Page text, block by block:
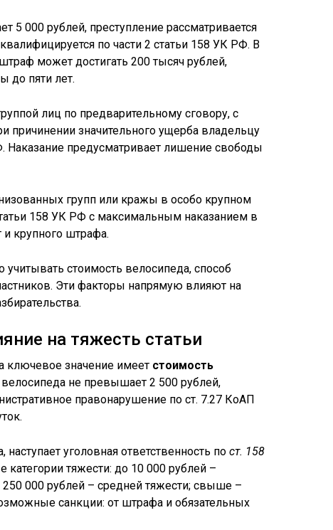
5 000 рублей, преступление рассматривается
по части 2 статьи 158 УК РФ. В
может достигать 200 тысяч рублей,
до пяти лет.
лиц по предварительному сговору, с
значительного ущерба владельцу
Наказание предусматривает лишение свободы
групп или кражы в особо крупном
158 УК РФ с максимальным наказанием в
крупного штрафа.
стоимость велосипеда, способ
Эти факторы напрямую влияют на
на тяжесть статьи
ключевое значение имеет стоимость
велосипеда не превышает 2 500 рублей,
правонарушение по ст. 7.27 КоАП
уголовная ответственность по ст. 158
тяжести: до 10 000 рублей –
000 рублей – средней тяжести; свыше –
санкции: от штрафа и обязательных